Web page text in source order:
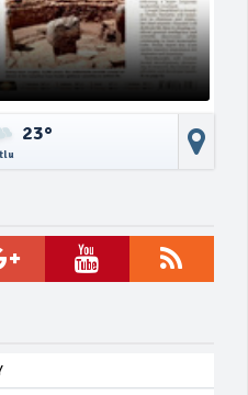
23°